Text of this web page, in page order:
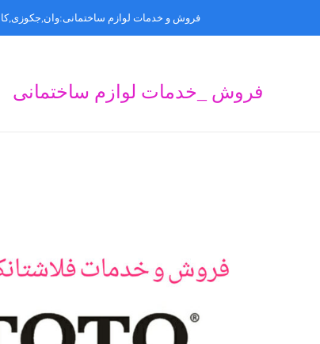
فروش _خدمات لوازم ساختمانی
فروش و خدمات لوازم